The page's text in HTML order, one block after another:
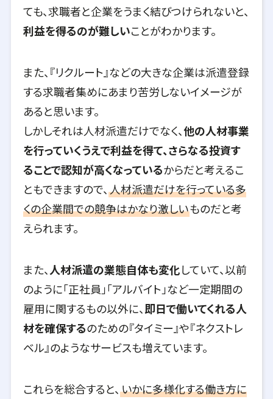
ても、求職者と企業をうまく結びつけられないと、
利益を得るのが難しいことがわかります。
また、『リクルート』などの大きな企業は派遣登録
する求職者集めにあまり苦労しないイメージが
あると思います。
しかしそれは人材派遣だけでなく、他の人材事業
を行っていくうえで利益を得て、さらなる投資す
ることで認知が高くなっているからだと考えるこ
ともできますので、 人材派遣だけを行っている多
くの企業間での競争はかなり激しいものだと考
えられます。
また、 人材派遣の業態自体も変化していて、以前
のように「正社員」「アルバイト」など一定期間の
雇用に関するもの以外に、 即日で働いてくれる人
材を確保するのための『タイミー』や『ネクストレ
ベル』のようなサービスも増えています。
これらを総合すると、 いかに多様化する働き方に